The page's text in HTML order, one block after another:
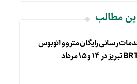
مطالب
رسانی رایگان مترو و اتوبوس